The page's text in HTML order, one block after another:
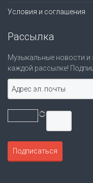
Условия и соглашения
Рассылка
Музыкальные новости
каждой рассылке!